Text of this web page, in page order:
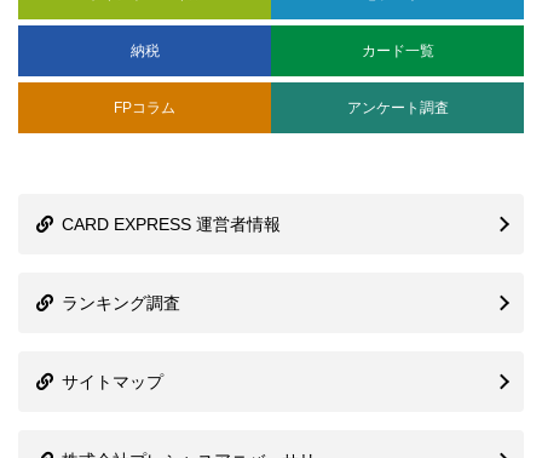
納税 カード一覧
FPコラム アンケート調査
CARD EXPRESS 運営者情報
ランキング調査
サイトマップ